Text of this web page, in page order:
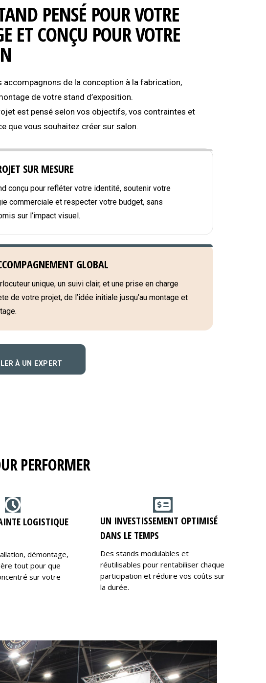
PENSÉ POUR VOTRE
ET CONÇU POUR VOTRE
accompagnons de la conception à la fabrication,
de votre stand d’exposition.
est pensé selon vos objectifs, vos contraintes et
que vous souhaitez créer sur salon.
SUR MESURE
conçu pour refléter votre identité, soutenir votre
commerciale et respecter votre budget, sans
sur l’impact visuel.
GLOBAL
unique, un suivi clair, et une prise en charge
de votre projet, de l’idée initiale jusqu’au montage et
À UN EXPERT
PERFORMER
LOGISTIQUE
démontage,
tout pour que
sur votre
UN INVESTISSEMENT OPTIMISÉ
DANS LE TEMPS
Des stands modulables et
réutilisables pour rentabiliser chaque
participation et réduire vos coûts sur
la durée.